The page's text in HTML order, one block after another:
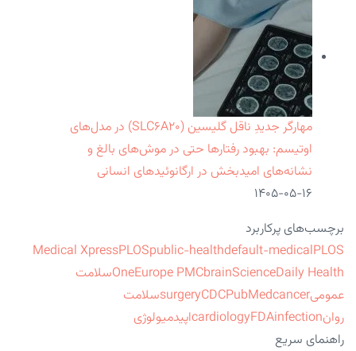
مهارگر جدیدِ ناقل گلیسین (SLC۶A۲۰) در مدل‌های
اوتیسم: بهبود رفتارها حتی در موش‌های بالغ و
نشانه‌های امیدبخش در ارگانوئیدهای انسانی
۱۴۰۵-۰۵-۱۶
برچسب‌های پرکاربرد
Medical XpressPLOSpublic-healthdefault-medicalPLOS
OneEurope PMCbrainScienceDaily Health
سلامت
عمومی
surgeryCDCPubMedcancer
سلامت
روان
cardiologyFDAinfection
اپیدمیولوژی
راهنمای سریع